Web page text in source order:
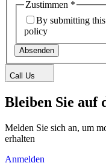
Zustimmen *
By submitting
policy
Absenden
Call Us
Bleiben Sie auf
Melden Sie sich an, um
erhalten
Anmelden